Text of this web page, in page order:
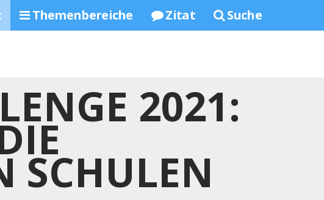
Themenbereiche Zitat Suche
2021:
SCHULEN